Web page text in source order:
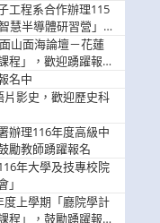
工程系合作辦理115
慧半導體研習營」，
山面海論壇－花蓮
程」，歡迎踴躍報名
名中
影史，歡迎歷史科
辦理116年度高級中
勵教師踴躍報名
年大學及技專校院
上學期「廳院學計
」，鼓勵踴躍報名